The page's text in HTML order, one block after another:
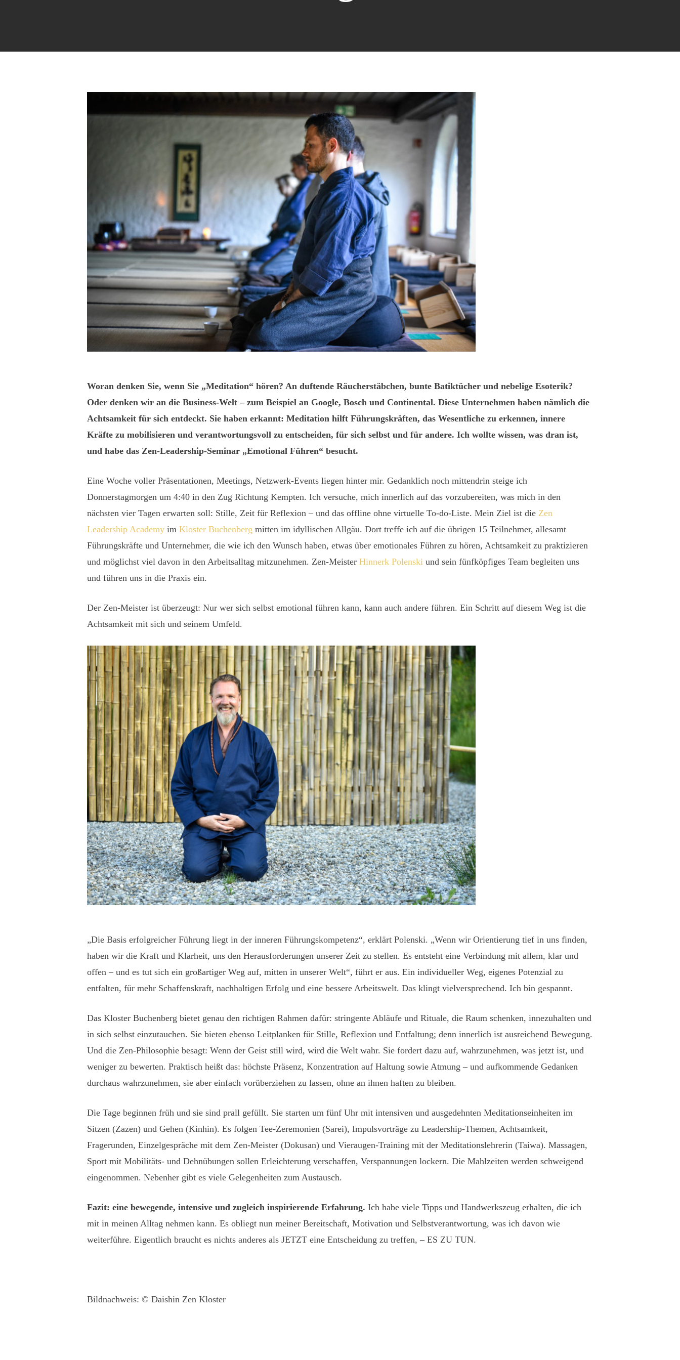
Woran denken Sie, wenn Sie „Meditation“ hören? An duftende Räucherstäbchen, bunte Batiktücher und nebelige Esoterik?
Oder denken wir an die Business-Welt – zum Beispiel an Google, Bosch und Continental. Diese Unternehmen haben nämlich die
Achtsamkeit für sich entdeckt. Sie haben erkannt: Meditation hilft Führungskräften, das Wesentliche zu erkennen, innere
Kräfte zu mobilisieren und verantwortungsvoll zu entscheiden, für sich selbst und für andere. Ich wollte wissen, was dran ist,
und habe das Zen-Leadership-Seminar „Emotional Führen“ besucht.
Eine Woche voller Präsentationen, Meetings, Netzwerk-Events liegen hinter mir. Gedanklich noch mittendrin steige ich
Donnerstagmorgen um 4:40 in den Zug Richtung Kempten. Ich versuche, mich innerlich auf das vorzubereiten, was mich in den
nächsten vier Tagen erwarten soll: Stille, Zeit für Reflexion – und das offline ohne virtuelle To-do-Liste. Mein Ziel ist die Zen
Leadership Academy im Kloster Buchenberg mitten im idyllischen Allgäu. Dort treffe ich auf die übrigen 15 Teilnehmer, allesamt
Führungskräfte und Unternehmer, die wie ich den Wunsch haben, etwas über emotionales Führen zu hören, Achtsamkeit zu praktizieren
und möglichst viel davon in den Arbeitsalltag mitzunehmen. Zen-Meister Hinnerk Polenski und sein fünfköpfiges Team begleiten uns
und führen uns in die Praxis ein.
Der Zen-Meister ist überzeugt: Nur wer sich selbst emotional führen kann, kann auch andere führen. Ein Schritt auf diesem Weg ist die
Achtsamkeit mit sich und seinem Umfeld.
„Die Basis erfolgreicher Führung liegt in der inneren Führungskompetenz“, erklärt Polenski. „Wenn wir Orientierung tief in uns finden,
haben wir die Kraft und Klarheit, uns den Herausforderungen unserer Zeit zu stellen. Es entsteht eine Verbindung mit allem, klar und
offen – und es tut sich ein großartiger Weg auf, mitten in unserer Welt“, führt er aus. Ein individueller Weg, eigenes Potenzial zu
entfalten, für mehr Schaffenskraft, nachhaltigen Erfolg und eine bessere Arbeitswelt. Das klingt vielversprechend. Ich bin gespannt.
Das Kloster Buchenberg bietet genau den richtigen Rahmen dafür: stringente Abläufe und Rituale, die Raum schenken, innezuhalten und
in sich selbst einzutauchen. Sie bieten ebenso Leitplanken für Stille, Reflexion und Entfaltung; denn innerlich ist ausreichend Bewegung.
Und die Zen-Philosophie besagt: Wenn der Geist still wird, wird die Welt wahr. Sie fordert dazu auf, wahrzunehmen, was jetzt ist, und
weniger zu bewerten. Praktisch heißt das: höchste Präsenz, Konzentration auf Haltung sowie Atmung – und aufkommende Gedanken
durchaus wahrzunehmen, sie aber einfach vorüberziehen zu lassen, ohne an ihnen haften zu bleiben.
Die Tage beginnen früh und sie sind prall gefüllt. Sie starten um fünf Uhr mit intensiven und ausgedehnten Meditationseinheiten im
Sitzen (Zazen) und Gehen (Kinhin). Es folgen Tee-Zeremonien (Sarei), Impulsvorträge zu Leadership-Themen, Achtsamkeit,
Fragerunden, Einzelgespräche mit dem Zen-Meister (Dokusan) und Vieraugen-Training mit der Meditationslehrerin (Taiwa). Massagen,
Sport mit Mobilitäts- und Dehnübungen sollen Erleichterung verschaffen, Verspannungen lockern. Die Mahlzeiten werden schweigend
eingenommen. Nebenher gibt es viele Gelegenheiten zum Austausch.
Fazit: eine bewegende, intensive und zugleich inspirierende Erfahrung. Ich habe viele Tipps und Handwerkszeug erhalten, die ich
mit in meinen Alltag nehmen kann. Es obliegt nun meiner Bereitschaft, Motivation und Selbstverantwortung, was ich davon wie
weiterführe. Eigentlich braucht es nichts anderes als JETZT eine Entscheidung zu treffen, – ES ZU TUN.
Bildnachweis: © Daishin Zen Kloster